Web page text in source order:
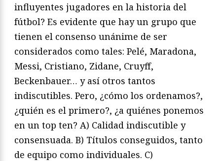
influyentes jugadores en la historia del
fútbol? Es evidente que hay un grupo que
tienen el consenso unánime de ser
considerados como tales: Pelé, Maradona,
Messi, Cristiano, Zidane, Cruyff,
Beckenbauer… y así otros tantos
indiscutibles. Pero, ¿cómo los ordenamos?,
¿quién es el primero?, ¿a quiénes ponemos
en un top ten? A) Calidad indiscutible y
consensuada. B) Títulos conseguidos, tanto
de equipo como individuales. C)